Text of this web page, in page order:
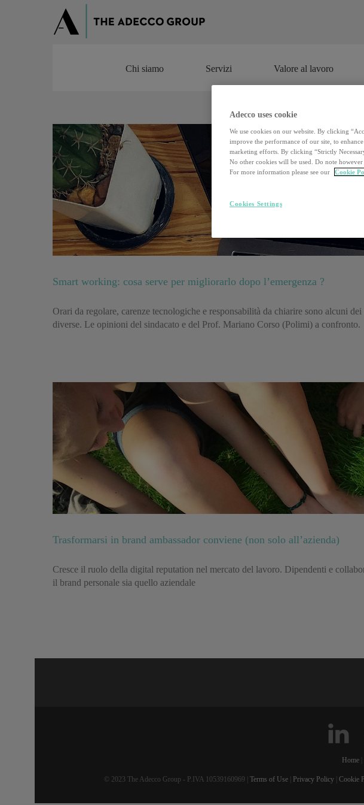
Chi siamo
Chi siamo Servizi Valore al lavoro
Smart working: cosa serve per migliorarlo dopo l’emergenza ?
Orari da regolare, carenze tecnologiche e responsabilità da chiarire sono alcuni
diverse. Le opinioni del sindacato e del Prof. Mariano Corso (Polimi) a confronto.
Trasformarsi in brand ambassador conviene (non solo all’azienda)
Cresce il ruolo della digital reputation nel mercato del lavoro. Dipendenti e
il brand personale sia quello aziendale
Home
© 2023 The Adecco Group - P.IVA 10539160969 | Terms of Use Privacy Policy Cookie
Adecco uses cookie
We use cookies on our website. By clicking
improve the performance of our site, to
marketing efforts. By clicking “Strictly
No other cookies will be used. Do note
For more information please see our
Cookie
Cookies Settings